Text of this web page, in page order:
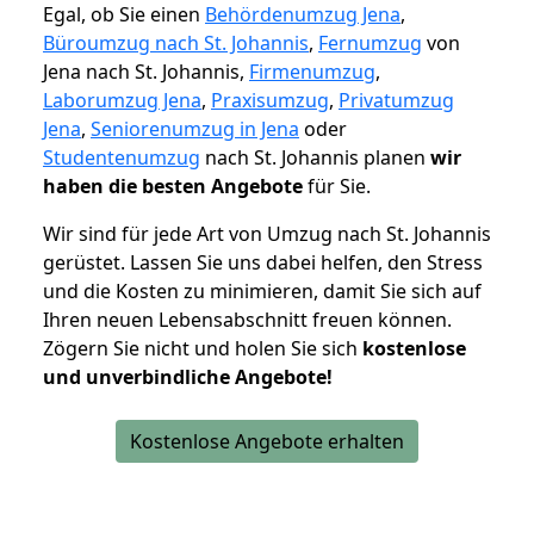
Egal, ob Sie einen Behördenumzug Jena,
Büroumzug nach St. Johannis, Fernumzug von
Jena nach St. Johannis, Firmenumzug,
Laborumzug Jena, Praxisumzug, Privatumzug
Jena, Seniorenumzug in Jena oder
Studentenumzug nach St. Johannis planen wir
haben die besten Angebotefür Sie.
Wir sind für jede Art von Umzug nach St. Johannis
gerüstet. Lassen Sie uns dabei helfen, den Stress
und die Kosten zu minimieren, damit Sie sich auf
Ihren neuen Lebensabschnitt freuen können.
Zögern Sie nicht und holen Sie sich kostenlose
und unverbindliche Angebote!
Kostenlose Angebote erhalten